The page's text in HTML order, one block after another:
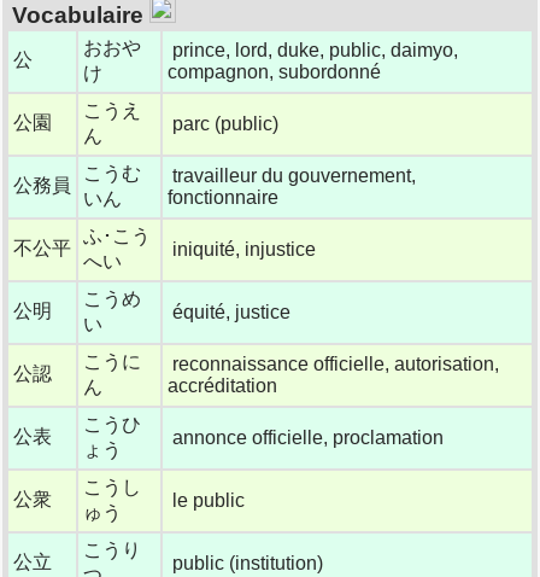
Vocabulaire
公
おおや
け
prince, lord, duke, public, daimyo,
compagnon, subordonné
公園
こうえ
ん
parc (public)
公務員
こうむ
いん
travailleur du gouvernement,
fonctionnaire
不公平
ふ･こう
へい
iniquité, injustice
公明
こうめ
い
équité, justice
公認
こうに
ん
reconnaissance officielle, autorisation,
accréditation
公表
こうひ
ょう
annonce officielle, proclamation
公衆
こうし
ゅう
le public
公立
こうり
public (institution)